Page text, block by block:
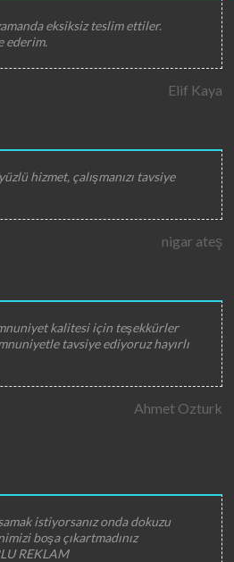
eksiksiz teslim ettiler.
ederim.
Elif Kaya
hizmet, çalışmanızı tavsiye
nigar ateş
kalitesi için teşekkürler
tavsiye ediyoruz hayırlı
Ahmet Ozturk
istiyorsanız onda dokuzu
boşa çıkartmadınız
REKLAM